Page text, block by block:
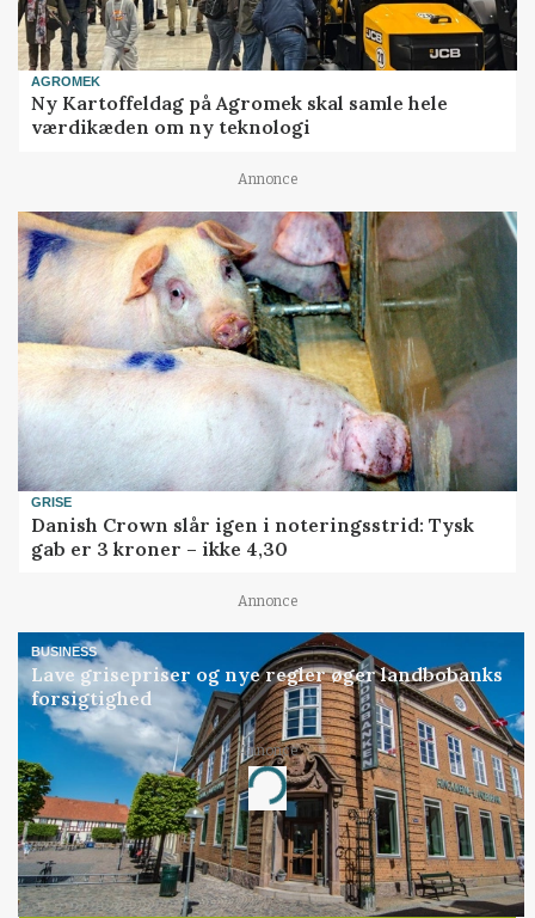
AGROMEK
Ny Kartoffeldag på Agromek skal samle hele
værdikæden om ny teknologi
Annonce
GRISE
Danish Crown slår igen i noteringsstrid: Tysk
gab er 3 kroner – ikke 4,30
Annonce
BUSINESS
Lave grisepriser og nye regler øger landbobanks
forsigtighed
Annonce
Loading...
Jobs